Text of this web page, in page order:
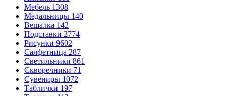
Мебель 1308
Медальницы 140
Вешалка 142
Подставки 2774
Рисунки 9602
Салфетница 287
Светильники 861
Скворечники 71
Сувениры 1072
Таблички 197